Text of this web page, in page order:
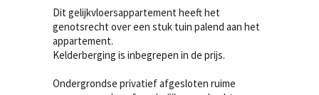
Dit gelijkvloersappartement heeft het
genotsrecht over een stuk tuin palend aan het
appartement.
Kelderberging is inbegrepen in de prijs.
Ondergrondse privatief afgesloten ruime